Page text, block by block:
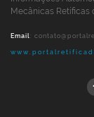
Mecânicas Retíficas
Email: